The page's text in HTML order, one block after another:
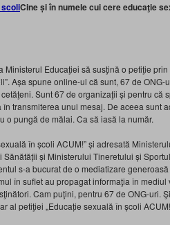
Cine și în numele cui cere educaţie
Educaţiei să susţină o petiţie prin
Așa spune online-ul că sunt, 67 de ONG-
Sunt 67 de organizaţii și pentru că
transmiterea unui mesaj. De aceea sunt
o pungă de mălai. Ca să iasă la număr.
în școli ACUM!” și adresată
și Ministerului Tineretului și
s-a bucurat de o mediatizare
în suflet au propagat informaţia în
Cam puţini, pentru 67 de ONG-uri.
al petiţiei „Educație sexuală în școli